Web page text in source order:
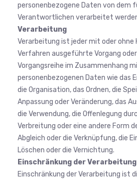
personenbezogene Daten von dem
Verantwortlichen verarbeitet
Verarbeitung
Verarbeitung ist jeder mit oder
Verfahren ausgeführte Vorgang
Vorgangsreihe im Zusammenhang
personenbezogenen Daten wie das
die Organisation, das Ordnen, die
Anpassung oder Veränderung, das
die Verwendung, die Offenlegung
Verbreitung oder eine andere Form
Abgleich oder die Verknüpfung, die
Löschen oder die Vernichtung.
Einschränkung der Verarbeitung
Einschränkung der Verarbeitung ist